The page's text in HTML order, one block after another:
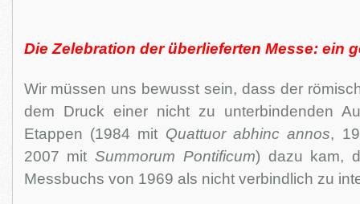
Die Zelebration der überlieferten Messe: ein
Wir müssen uns bewusst sein, dass der
dem Druck einer nicht zu unterbindenden
Etappen (1984 mit Quattuor abhinc annos,
2007 mit Summorum Pontificum) dazu kam,
Messbuchs von 1969 als nicht verbindlich zu